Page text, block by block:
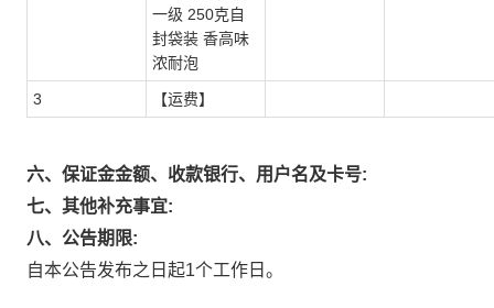
一级 250克自
封袋装 香高味
浓耐泡
3 【运费】
六、保证金金额、收款银行、用户名及卡号:
七、其他补充事宜:
八、公告期限:
自本公告发布之日起1个工作日。